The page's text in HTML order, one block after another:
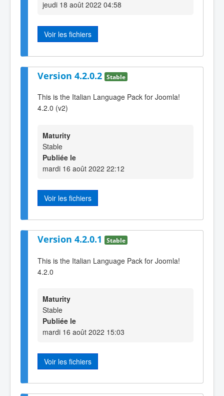
jeudi 18 août 2022 04:58
Voir les fichiers
Version 4.2.0.2 Stable
This is the Italian Language Pack for Joomla!
4.2.0 (v2)
Maturity
Stable
Publiée le
mardi 16 août 2022 22:12
Voir les fichiers
Version 4.2.0.1 Stable
This is the Italian Language Pack for Joomla!
4.2.0
Maturity
Stable
Publiée le
mardi 16 août 2022 15:03
Voir les fichiers